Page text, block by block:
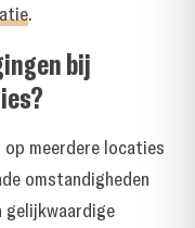
.
bij
meerdere locaties
omstandigheden
gelijkwaardige